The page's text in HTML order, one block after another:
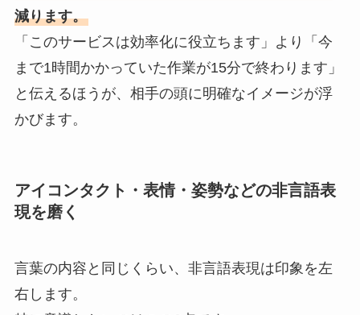
減ります。
「このサービスは効率化に役立ちます」より「今
まで1時間かかっていた作業が15分で終わります」
と伝えるほうが、相手の頭に明確なイメージが浮
かびます。
アイコンタクト・表情・姿勢などの非言語表
現を磨く
言葉の内容と同じくらい、非言語表現は印象を左
右します。